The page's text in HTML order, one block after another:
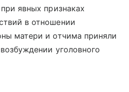
явных признаках
в отношении
матери и отчима приняли
уголовного